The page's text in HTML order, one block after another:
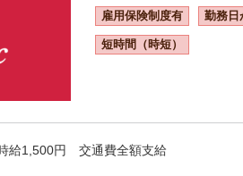
雇用保険制度有 勤務日
短時間（時短）
給1,500円 交通費全額支給